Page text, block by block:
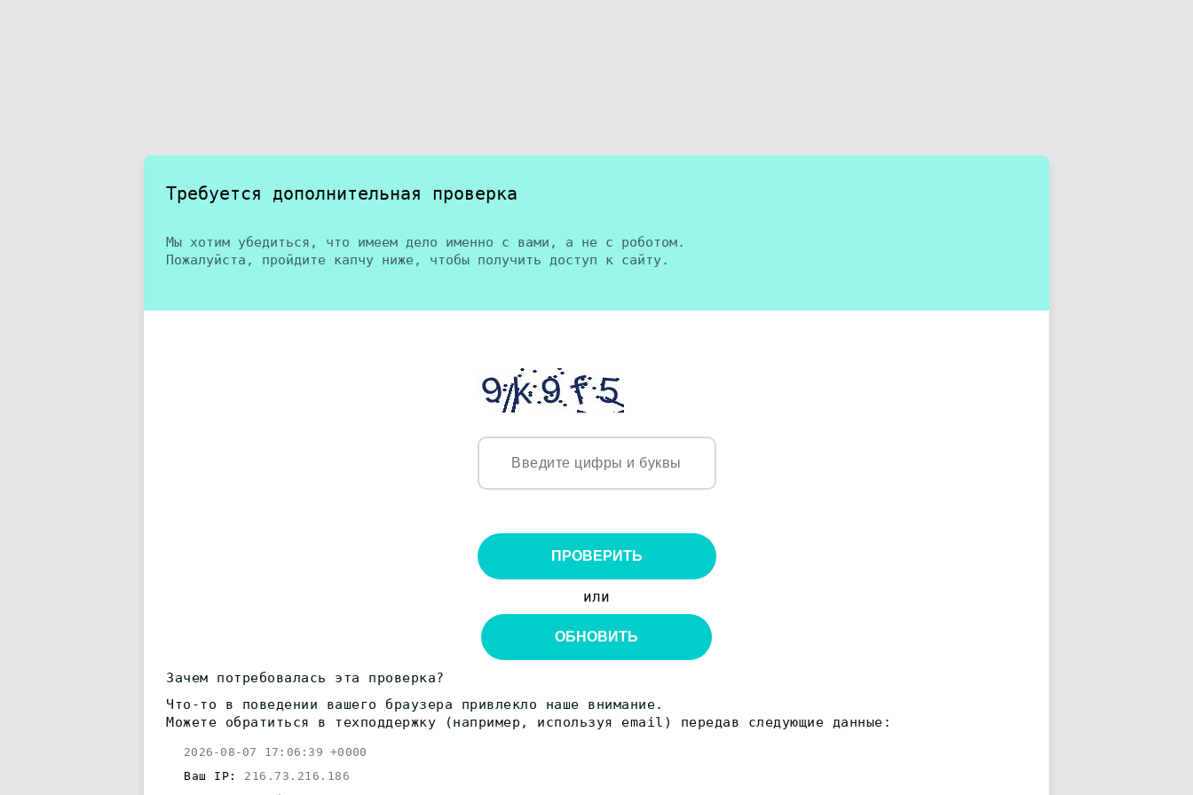
Требуется дополнительная проверка
Мы хотим убедиться, что имеем дело именно с вами, а не с роботом.
Пожалуйста, пройдите капчу ниже, чтобы получить доступ к сайту.
ПРОВЕРИТЬ
или
ОБНОВИТЬ
Зачем потребовалась эта проверка?
Что-то в поведении вашего браузера привлекло наше внимание.
Можете обратиться в техподдержку (например, используя email) передав следующие данные:
2026-08-07 17:06:39 +0000
Ваш IP: 216.73.216.186